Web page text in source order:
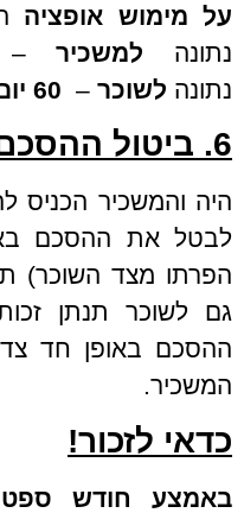
על מימוש אופציה
נתונה למשכיר
נתונה לשוכר – 60 יום.
6. ביטול ההסכם
היה והמשכיר הכניס
לבטל את ההסכם
הפרתו מצד השוכר)
גם לשוכר תנתן
ההסכם באופן חד
המשכיר.
כדאי לזכור!
באמצע חודש ספטמבר